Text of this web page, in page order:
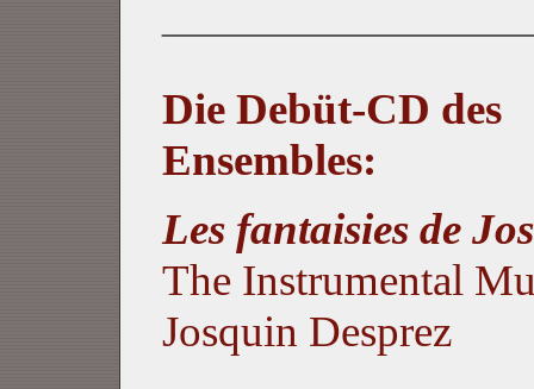
Die Debüt-CD des
Ensembles:
Les fantaisies de
The Instrumental
Josquin Desprez